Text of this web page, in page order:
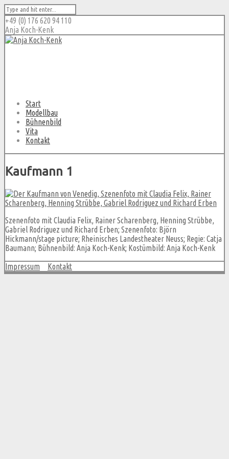
+49 (0) 176 620 94 110
Anja Koch-Kenk
Start
Modellbau
Bühnenbild
Vita
Kontakt
Kaufmann 1
Szenenfoto mit Claudia Felix, Rainer Scharenberg, Henning Strübbe,
Gabriel Rodriguez und Richard Erben; Szenenfoto: Björn
Hickmann/stage picture; Rheinisches Landestheater Neuss; Regie: Catja
Baumann; Bühnenbild: Anja Koch-Kenk; Kostümbild: Anja Koch-Kenk
Impressum
Kontakt